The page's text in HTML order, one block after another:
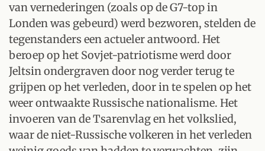
van vernederingen (zoals op de G7-top in
Londen was gebeurd) werd bezworen, stelden de
tegenstanders een actueler antwoord. Het
beroep op het Sovjet-patriotisme werd door
Jeltsin ondergraven door nog verder terug te
grijpen op het verleden, door in te spelen op het
weer ontwaakte Russische nationalisme. Het
invoeren van de Tsarenvlag en het volkslied,
waar de niet-Russische volkeren in het verleden